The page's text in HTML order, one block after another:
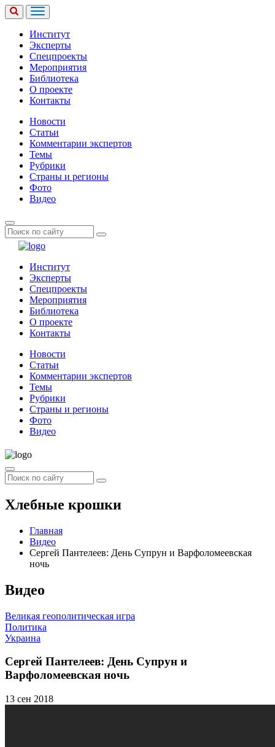
Институт
Эксперты
Спецпроекты
Мероприятия
Библиотека
О проекте
Контакты
Новости
Статьи
Комментарии экспертов
Темы
Рубрики
Страны и регионы
Фото
Видео
Институт
Эксперты
Спецпроекты
Мероприятия
Библиотека
О проекте
Контакты
Новости
Статьи
Комментарии экспертов
Темы
Рубрики
Страны и регионы
Фото
Видео
Хлебные крошки
Главная
Видео
Сергей Пантелеев: День Супрун и Варфоломеевская
ночь
Видео
Великая геополитическая игра
Политика
Украина
Сергей Пантелеев: День Супрун и
Варфоломеевская ночь
13 сен 2018